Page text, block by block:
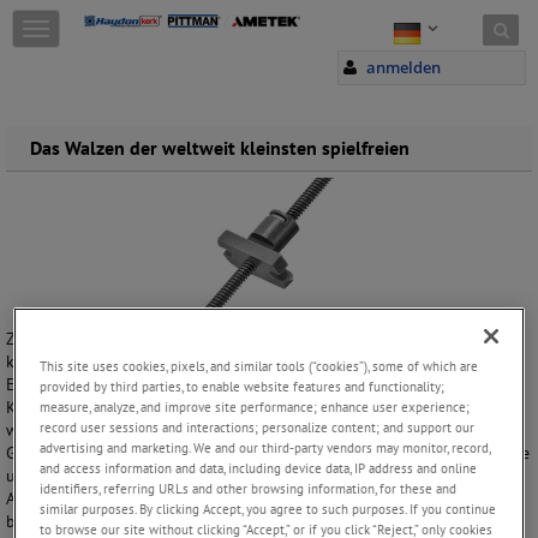
Skip to content
anmelden
T
o
e
n
t
n
Das Walzen der weltweit kleinsten spielfreien
ZBM-Gewindespindel und das Mutternpressen hat bei unseren
kleinsten Teilen ein neues Präzisionsniveau erreicht. Gefertigt aus
Edelstahl der Premium-Klasse 303 bieten Mikro-Gewindespindeln von
Kerk eine außergewöhnliche Leistung, lange Lebensdauer und sie sind
wartungsfrei. Hochpräzise Gewinde mit ausgezeichneter
Gleichmäßigkeit liefern präzise Bewegungen und reduzieren Geräusche
und Vibrationen. Mutterkonfigurationen aus selbstschmierendem
Acetyl und leistungsstarkem Polymer-Verbundmaterial Kerkite®. Diese
bemerkenswerte Produktlinie ist eine Schlüsseltechnologie, die eine
This site uses cookies, pixels, and similar tools (“cookies”), some of which are
provided by third parties, to enable website features and functionality;
measure, analyze, and improve site performance; enhance user experience;
record user sessions and interactions; personalize content; and support our
advertising and marketing. We and our third-party vendors may monitor, record,
and access information and data, including device data, IP address and online
identifiers, referring URLs and other browsing information, for these and
similar purposes. By clicking Accept, you agree to such purposes. If you continue
to browse our site without clicking “Accept,” or if you click “Reject,” only cookies